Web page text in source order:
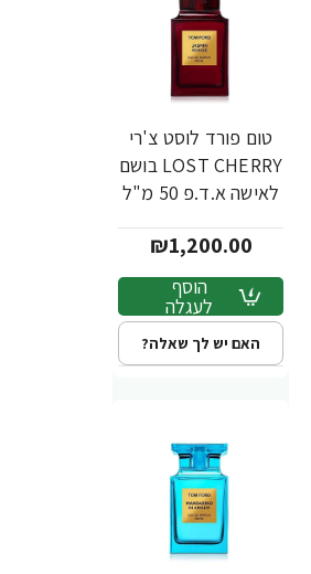
טום פורד לוסט צ'רי
LOST CHERRY בושם
לאישה א.ד.פ 50 מ"ל
₪1,200.00
הוסף
לעגלה
האם יש לך שאלה?